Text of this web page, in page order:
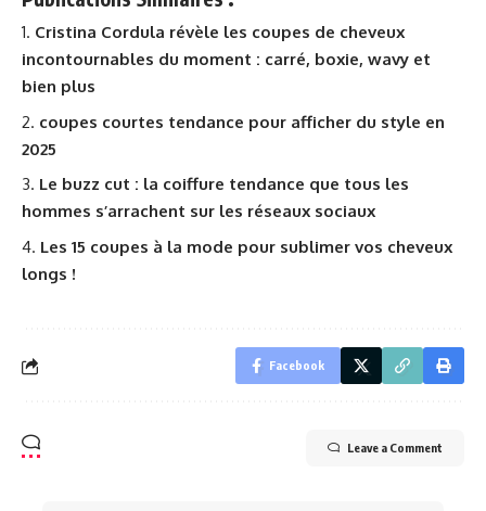
Cristina Cordula révèle les coupes de cheveux
incontournables du moment : carré, boxie, wavy et
bien plus
coupes courtes tendance pour afficher du style en
2025
Le buzz cut : la coiffure tendance que tous les
hommes s’arrachent sur les réseaux sociaux
Les 15 coupes à la mode pour sublimer vos cheveux
longs !
Facebook
Leave a Comment